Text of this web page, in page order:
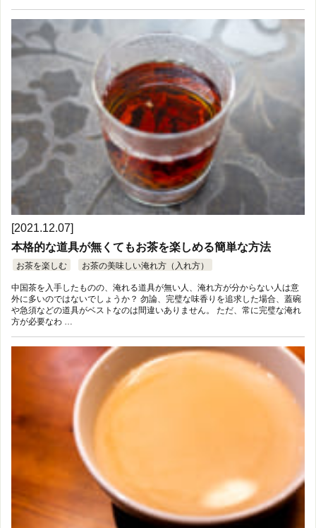
[2021.12.07]
本格的な道具が無くてもお茶を楽しめる簡単な方法
お茶を楽しむ お茶の美味しい淹れ方（入れ方）
中国茶を入手したものの、淹れる道具が無い人、淹れ方が分からない人は意
外に多いのではないでしょうか？ 勿論、完璧な味香りを追求した場合、蓋碗
や急須などの道具がベストなのは間違いありません。 ただ、常に完璧な淹れ
方が必要なわ …